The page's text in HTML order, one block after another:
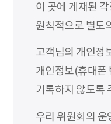
이 곳에 게재된
원칙적으로 별도
고객님의 개인정
개인정보(휴대폰
기록하지 않도록
우리 위원회의